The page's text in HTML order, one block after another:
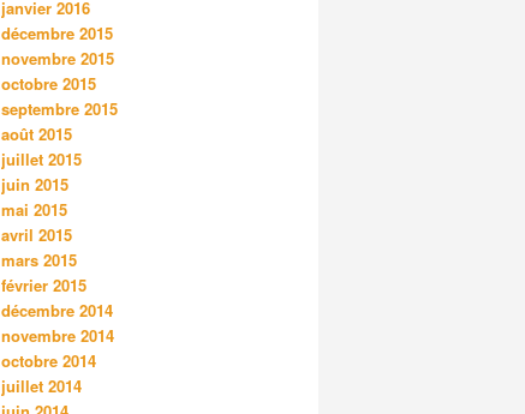
janvier 2016
décembre 2015
novembre 2015
octobre 2015
septembre 2015
août 2015
juillet 2015
juin 2015
mai 2015
avril 2015
mars 2015
février 2015
décembre 2014
novembre 2014
octobre 2014
juillet 2014